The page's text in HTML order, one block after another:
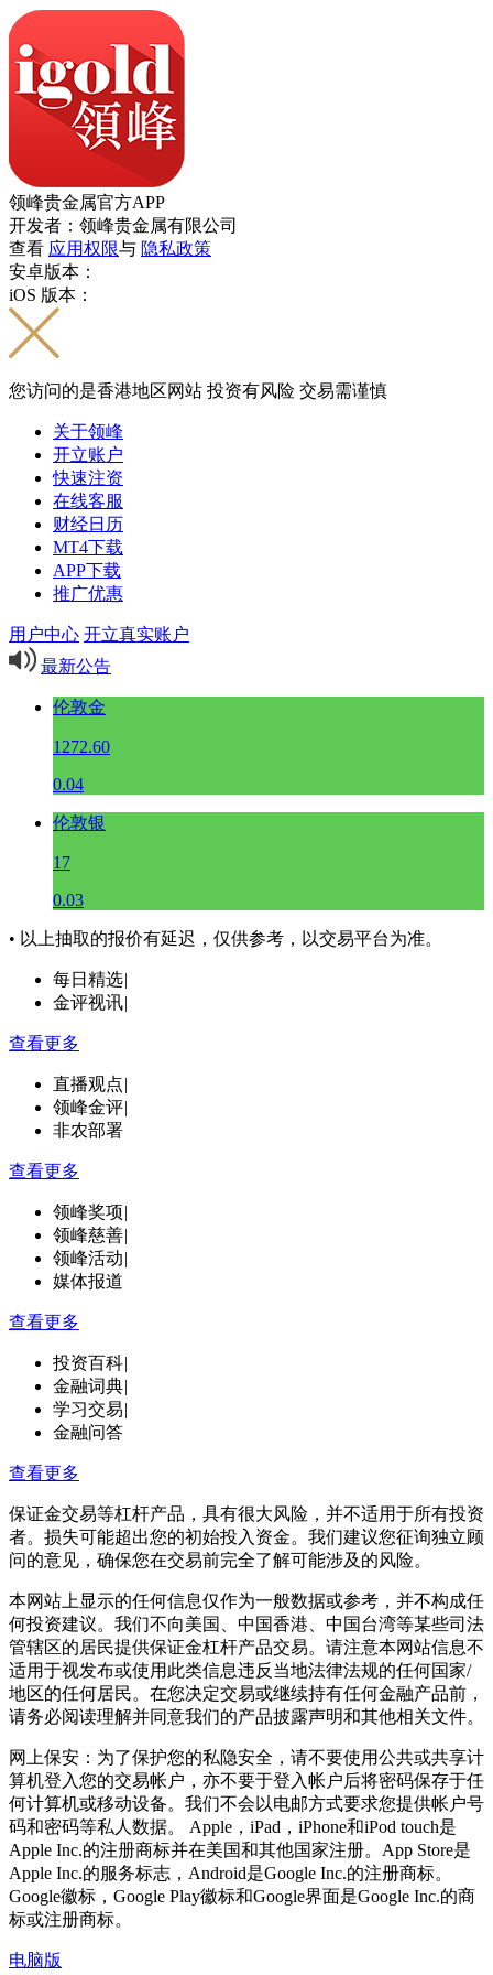
领峰贵金属官方APP
开发者：领峰贵金属有限公司
查看 应用权限与 隐私政策
安卓版本：
iOS 版本：
您访问的是香港地区网站 投资有风险 交易需谨慎
关于领峰
开立账户
快速注资
在线客服
财经日历
MT4下载
APP下载
推广优惠
用户中心 开立真实账户
最新公告
伦敦金
1272.60
0.04
伦敦银
17
0.03
• 以上抽取的报价有延迟，仅供参考，以交易平台为准。
每日精选|
金评视讯|
查看更多
直播观点|
领峰金评|
非农部署
查看更多
领峰奖项|
领峰慈善|
领峰活动|
媒体报道
查看更多
投资百科|
金融词典|
学习交易|
金融问答
查看更多
保证金交易等杠杆产品，具有很大风险，并不适用于所有投资
者。损失可能超出您的初始投入资金。我们建议您征询独立顾
问的意见，确保您在交易前完全了解可能涉及的风险。
本网站上显示的任何信息仅作为一般数据或参考，并不构成任
何投资建议。我们不向美国、中国香港、中国台湾等某些司法
管辖区的居民提供保证金杠杆产品交易。请注意本网站信息不
适用于视发布或使用此类信息违反当地法律法规的任何国家/
地区的任何居民。在您决定交易或继续持有任何金融产品前，
请务必阅读理解并同意我们的产品披露声明和其他相关文件。
网上保安：为了保护您的私隐安全，请不要使用公共或共享计
算机登入您的交易帐户，亦不要于登入帐户后将密码保存于任
何计算机或移动设备。我们不会以电邮方式要求您提供帐户号
码和密码等私人数据。 Apple，iPad，iPhone和iPod touch是
Apple Inc.的注册商标并在美国和其他国家注册。App Store是
Apple Inc.的服务标志，Android是Google Inc.的注册商标。
Google徽标，Google Play徽标和Google界面是Google Inc.的商
标或注册商标。
电脑版